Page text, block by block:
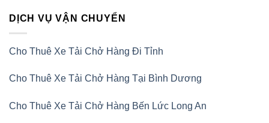
DỊCH VỤ VẬN CHUYỂN
Cho Thuê Xe Tải Chở Hàng Đi Tỉnh
Cho Thuê Xe Tải Chở Hàng Tại Bình Dương
Cho Thuê Xe Tải Chở Hàng Bến Lức Long An